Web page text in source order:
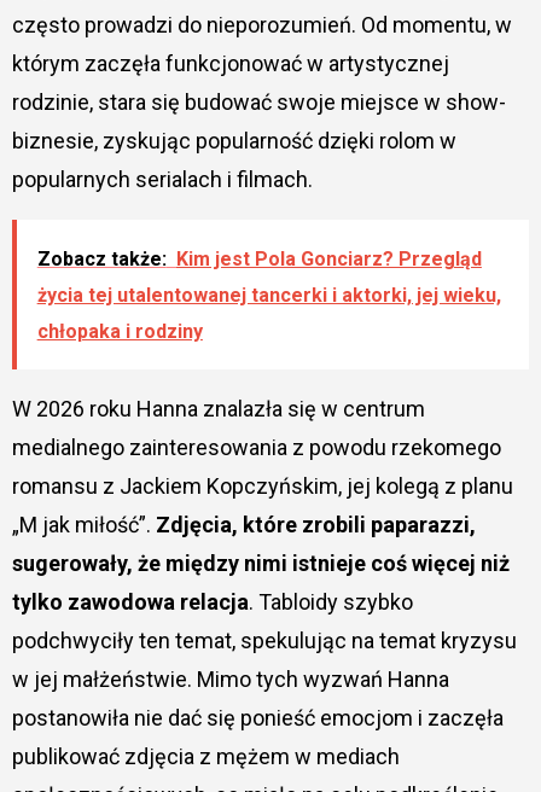
często prowadzi do nieporozumień. Od momentu, w
którym zaczęła funkcjonować w artystycznej
rodzinie, stara się budować swoje miejsce w show-
biznesie, zyskując popularność dzięki rolom w
popularnych serialach i filmach.
Zobacz także: Kim jest Pola Gonciarz? Przegląd
życia tej utalentowanej tancerki i aktorki, jej wieku,
chłopaka i rodziny
W 2026 roku Hanna znalazła się w centrum
medialnego zainteresowania z powodu rzekomego
romansu z Jackiem Kopczyńskim, jej kolegą z planu
„M jak miłość”. Zdjęcia, które zrobili paparazzi,
sugerowały, że między nimi istnieje coś więcej niż
tylko zawodowa relacja. Tabloidy szybko
podchwyciły ten temat, spekulując na temat kryzysu
w jej małżeństwie. Mimo tych wyzwań Hanna
postanowiła nie dać się ponieść emocjom i zaczęła
publikować zdjęcia z mężem w mediach